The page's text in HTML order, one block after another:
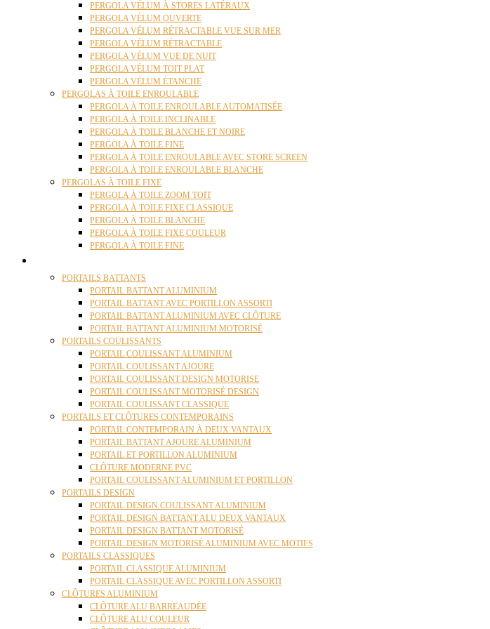
PERGOLA VÉLUM À STORES LATÉRAUX
PERGOLA VÉLUM OUVERTE
PERGOLA VÉLUM RÉTRACTABLE VUE SUR MER
PERGOLA VÉLUM RÉTRACTABLE
PERGOLA VÉLUM VUE DE NUIT
PERGOLA VÉLUM TOIT PLAT
PERGOLA VÉLUM ÉTANCHE
PERGOLAS À TOILE ENROULABLE
PERGOLA À TOILE ENROULABLE AUTOMATISÉE
PERGOLA À TOILE INCLINABLE
PERGOLA À TOILE BLANCHE ET NOIRE
PERGOLA À TOILE FINE
PERGOLA À TOILE ENROULABLE AVEC STORE SCREEN
PERGOLA À TOILE ENROULABLE BLANCHE
PERGOLAS À TOILE FIXE
PERGOLA À TOILE ZOOM TOIT
PERGOLA À TOILE FIXE CLASSIQUE
PERGOLA À TOILE BLANCHE
PERGOLA À TOILE FIXE COULEUR
PERGOLA À TOILE FINE
PORTAILS BATTANTS
PORTAIL BATTANT ALUMINIUM
PORTAIL BATTANT AVEC PORTILLON ASSORTI
PORTAIL BATTANT ALUMINIUM AVEC CLÔTURE
PORTAIL BATTANT ALUMINIUM MOTORISÉ
PORTAILS COULISSANTS
PORTAIL COULISSANT ALUMINIUM
PORTAIL COULISSANT AJOURE
PORTAIL COULISSANT DESIGN MOTORISE
PORTAIL COULISSANT MOTORISÉ DESIGN
PORTAIL COULISSANT CLASSIQUE
PORTAILS ET CLÔTURES CONTEMPORAINS
PORTAIL CONTEMPORAIN À DEUX VANTAUX
PORTAIL BATTANT AJOURE ALUMINIUM
PORTAIL ET PORTILLON ALUMINIUM
CLÔTURE MODERNE PVC
PORTAIL COULISSANT ALUMINIUM ET PORTILLON
PORTAILS DESIGN
PORTAIL DESIGN COULISSANT ALUMINIUM
PORTAIL DESIGN BATTANT ALU DEUX VANTAUX
PORTAIL DESIGN BATTANT MOTORISÉ
PORTAIL DESIGN MOTORISÉ ALUMINIUM AVEC MOTIFS
PORTAILS CLASSIQUES
PORTAIL CLASSIQUE ALUMINIUM
PORTAIL CLASSIQUE AVEC PORTILLON ASSORTI
CLÔTURES ALUMINIUM
CLÔTURE ALU BARREAUDÉE
CLÔTURE ALU COULEUR